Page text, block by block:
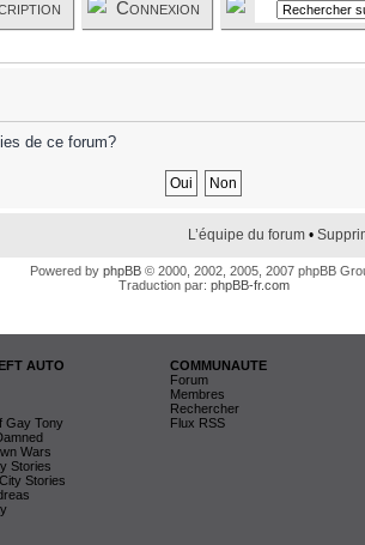
Connexion
de ce forum?
L’équipe du forum •
Powered by phpBB © 2000, 2002, 2005, 2007 phpBB
Traduction par: phpBB-fr.com
AUTO
Gay Tony
Wars
Stories
Stories
COMMUNAUTE
Forum
Membres
Rechercher
Flux RSS